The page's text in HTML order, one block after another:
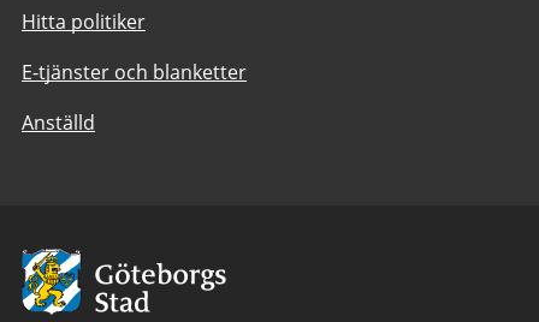
Hitta politiker
E-tjänster och blanketter
Anställd
Avsändare:
Göteborgs